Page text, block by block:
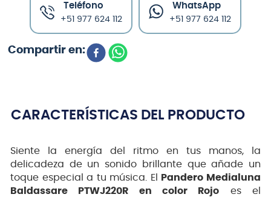
Teléfono
+51 977 624 112
WhatsApp
+51 977 624 112
CARACTERÍSTICAS DEL PRODUCTO
Siente la energía del ritmo en tus manos, la
delicadeza de un sonido brillante que añade un
toque especial a tu música. El
Pandero Medialuna
Baldassare PTWJ220R en color Rojo es el